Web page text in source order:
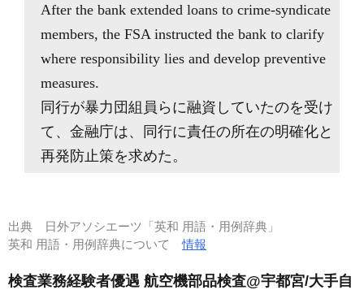
After the bank extended loans to crime-syndicate
members, the FSA instructed the bank to clarify
where responsibility lies and develop preventive
measures.
同行が暴力団組員らに融資していたのを受け
て、金融庁は、同行に責任の所在の明確化と
再発防止策を求めた。
出典
日外アソシエーツ「英和 用語・用例辞典」
英和 用語・用例辞典について情報
検査業務経験者優遇 航空機部品検査@宇都宮/大手自